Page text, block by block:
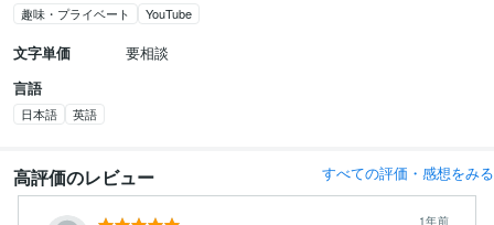
趣味・プライベート YouTube
文字単価
要相談
言語
日本語 英語
高評価のレビュー すべての評価・感想をみる
1年前